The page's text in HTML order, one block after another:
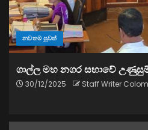
නවතම පුවත්
ගාල්ල මහ නගර සභාවේ
30/12/2025 Staff Writer